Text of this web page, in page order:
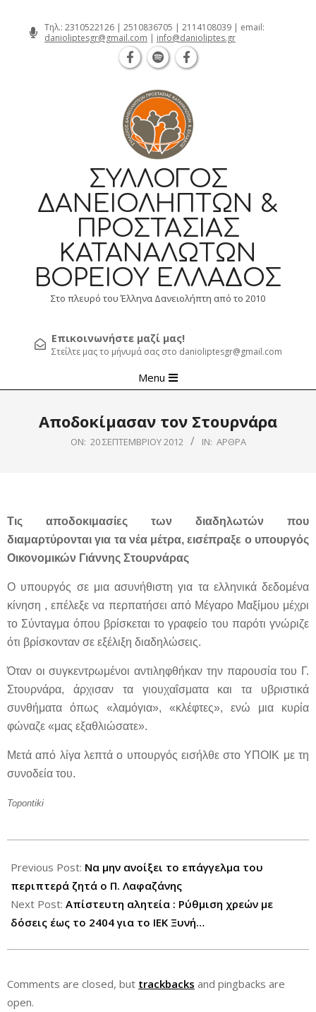
Τηλ.: 2310522126 | 2510836705 | 2114108039 | email:
danioliptesgr@gmail.com | info@danioliptes.gr
ΣΎΛΛΟΓΟΣ
ΔΑΝΕΙΟΛΗΠΤΏΝ &
ΠΡΟΣΤΑΣΊΑΣ
ΚΑΤΑΝΑΛΩΤΏΝ
ΒΟΡΕΊΟΥ ΕΛΛΆΔΟΣ
Στο πλευρό του Έλληνα Δανειολήπτη από το 2010
Επικοινωνήστε μαζί μας!
Στείλτε μας το μήνυμά σας στο danioliptesgr@gmail.com
Navigation
Menu
Αποδοκίμασαν τον Στουρνάρα
ON: 20 ΣΕΠΤΕΜΒΡΊΟΥ 2012 IN: ΆΡΘΡΑ
Τις αποδοκιμασίες των διαδηλωτών που
διαμαρτύρονται για τα νέα μέτρα, εισέπραξε ο υπουργός
Οικονομικών Γιάννης Στουρνάρας
Ο υπουργός σε μια ασυνήθιστη για τα ελληνικά δεδομένα
κίνηση , επέλεξε να περπατήσει από Μέγαρο Μαξίμου μέχρι
το Σύνταγμα όπου βρίσκεται το γραφείο του παρότι γνώριζε
ότι βρίσκονταν σε εξέλιξη διαδηλώσεις.
Όταν οι συγκεντρωμένοι αντιληφθήκαν την παρουσία του Γ.
Στουρνάρα, άρχισαν τα γιουχαΐσματα και τα υβριστικά
συνθήματα όπως «λαμόγια», «κλέφτες», ενώ μια κυρία
φώναζε «μας εξαθλιώσατε».
Μετά από λίγα λεπτά ο υπουργός εισήλθε στο ΥΠΟΙΚ με τη
συνοδεία του.
Topontiki
09-
20
Previous Post: Να μην ανοίξει το επάγγελμα του
περιπτερά ζητά ο Π. Λαφαζάνης
Next Post: Απίστευτη αλητεία : Ρύθμιση χρεών με
δόσεις έως το 2404 για το ΙΕΚ Ξυνή…
Comments are closed, but trackbacks and pingbacks are
open.